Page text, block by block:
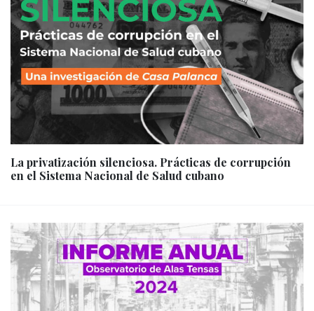
La privatización silenciosa. Prácticas de corrupción
en el Sistema Nacional de Salud cubano